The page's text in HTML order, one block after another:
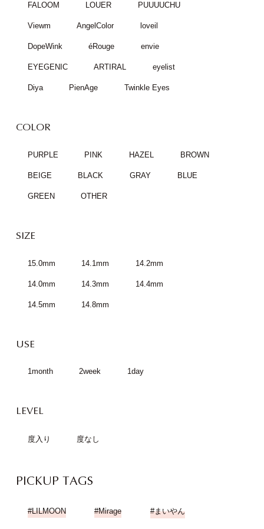
FALOOM LOUER PUUUUCHU
Viewm AngelColor loveil
DopeWink éRouge envie
EYEGENIC ARTIRAL eyelist
Diya PienAge Twinkle Eyes
COLOR
PURPLE PINK HAZEL BROWN
BEIGE BLACK GRAY BLUE
GREEN OTHER
SIZE
15.0mm 14.1mm 14.2mm
14.0mm 14.3mm 14.4mm
14.5mm 14.8mm
USE
1month 2week 1day
LEVEL
度入り 度なし
PICKUP TAGS
LILMOON Mirage まいやん